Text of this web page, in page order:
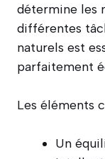
détermine les
différentes
naturels est
parfaitement
Les éléments
Un